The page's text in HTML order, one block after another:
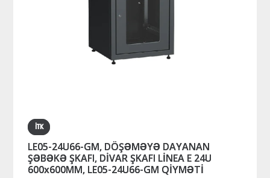
İTK
LE05-24U66-GM, DÖŞƏMƏYƏ DAYANAN
ŞƏBƏKƏ ŞKAFI, DİVAR ŞKAFI LİNEA E 24U
600x600MM, LE05-24U66-GM QİYMƏTİ